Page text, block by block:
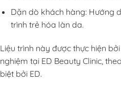
Dặn dò khách hàng: Hướng
trình trẻ hóa làn da.
Liệu trình này được thực hiện
nghiệm tại ED Beauty Clinic,
biệt bởi ED.